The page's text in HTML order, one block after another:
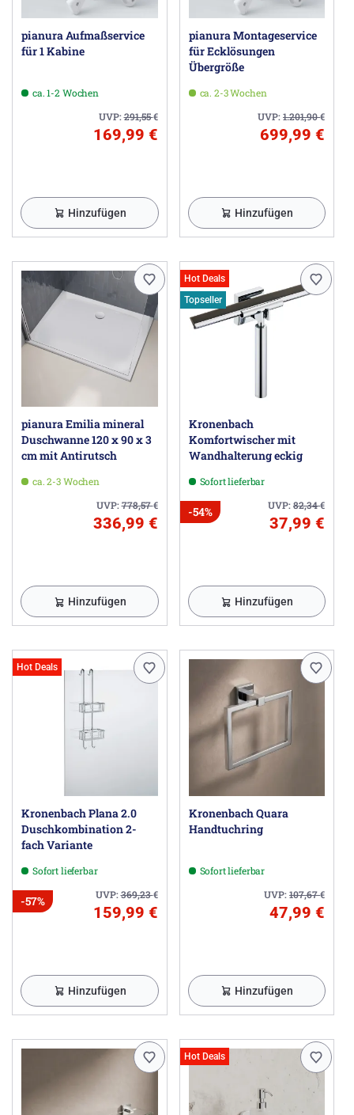
Sanitary Brands GmbH, Heisenbergstr.19a, 50169 Kerpen
DE, info@sanitarybrands.group
pianura Aufmaßservice
für 1 Kabine
ca. 1-2 Wochen
UVP:291,55€
169,99 €
Hinzufügen
pianura Montageservice
für Ecklösungen
Übergröße
ca. 2-3 Wochen
UVP:1.201,90€
699,99 €
Hinzufügen
pianura Emilia mineral
Duschwanne 120 x 90 x 3
cm mit Antirutsch
ca. 2-3 Wochen
UVP:778,57€
336,99 €
Hinzufügen
Hot Deals
Topseller
Kronenbach
Komfortwischer mit
Wandhalterung eckig
Sofort lieferbar
UVP:82,34€
-54%
37,99 €
Hinzufügen
Hot Deals
Kronenbach Plana 2.0
Duschkombination 2-
fach Variante
Sofort lieferbar
UVP:369,23€
-57%
159,99 €
Hinzufügen
Kronenbach Quara
Handtuchring
Sofort lieferbar
UVP:107,67€
47,99 €
Hinzufügen
Hot Deals